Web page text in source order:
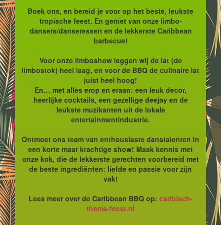
Boek ons, en bereid je voor op het beste, leukste
tropische feest. En geniet van onze limbo-
dansers/danseressen en de lekkerste Caribbean
barbecue!
Voor onze limboshow leggen wij de lat (de
limbostok) heel laag, en voor de BBQ de culinaire lat
juist heel hoog!
En… met alles erop en eraan: een leuk decor,
heerlijke cocktails, een gezellige deejay en de
leukste muzikanten uit de lokale
entertainmentindustrie.
Ontmoet ons team van enthousiaste danstalenten in
een korte maar krachtige show! Maak kennis met
onze kok, die de lekkerste gerechten voorbereid met
de beste ingrediënten: liefde en passie voor zijn
vak!
Lees meer over de Caribbean BBQ op: caribisch-
thema-feest.nl